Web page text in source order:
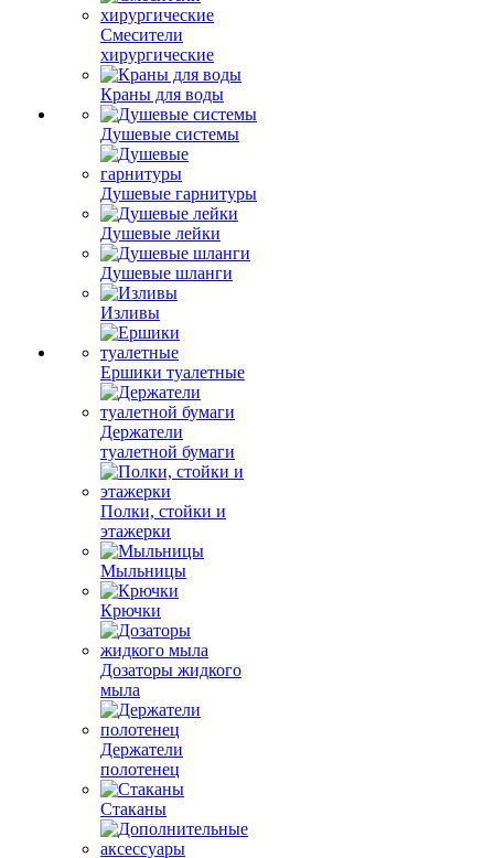
Смесители
хирургические
Краны для воды
Душевые системы
Душевые гарнитуры
Душевые лейки
Душевые шланги
Изливы
Ершики туалетные
Держатели
туалетной бумаги
Полки, стойки и
этажерки
Мыльницы
Крючки
Дозаторы жидкого
мыла
Держатели
полотенец
Стаканы